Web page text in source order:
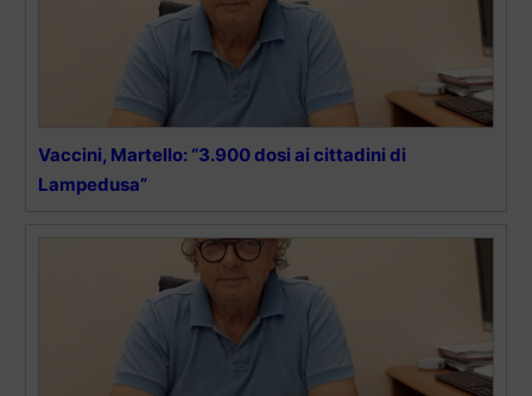
Vaccini, Martello: “3.900 dosi ai cittadini di
Lampedusa”